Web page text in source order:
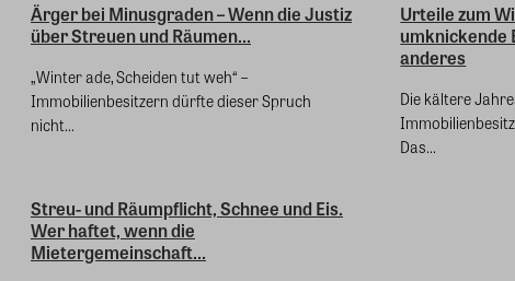
Ärger bei Minusgraden – Wenn die Justiz
über Streuen und Räumen...
„Winter ade, Scheiden tut weh“ –
Immobilienbesitzern dürfte dieser Spruch
nicht...
Urteile zum
umknickende
anderes
Die kältere
Das...
Streu- und Räumpflicht, Schnee und Eis.
Wer haftet, wenn die
Mietergemeinschaft...